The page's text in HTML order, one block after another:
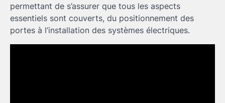
permettant de s’assurer que tous les aspects
essentiels sont couverts, du positionnement des
portes à l’installation des systèmes électriques.